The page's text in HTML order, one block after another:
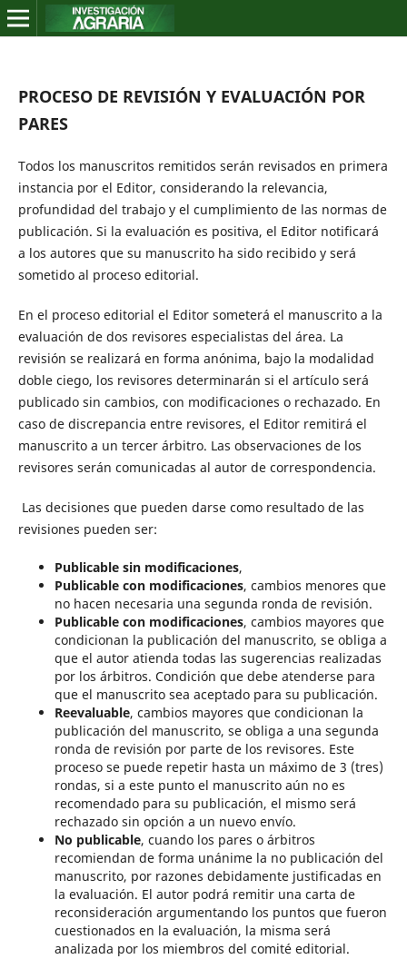
PROCESO DE REVISIÓN Y EVALUACIÓN POR
PARES
Todos los manuscritos remitidos serán revisados en primera
instancia por el Editor, considerando la relevancia,
profundidad del trabajo y el cumplimiento de las normas de
publicación. Si la evaluación es positiva, el Editor notificará
a los autores que su manuscrito ha sido recibido y será
sometido al proceso editorial.
En el proceso editorial el Editor someterá el manuscrito a la
evaluación de dos revisores especialistas del área. La
revisión se realizará en forma anónima, bajo la modalidad
doble ciego, los revisores determinarán si el artículo será
publicado sin cambios, con modificaciones o rechazado. En
caso de discrepancia entre revisores, el Editor remitirá el
manuscrito a un tercer árbitro. Las observaciones de los
revisores serán comunicadas al autor de correspondencia.
Las decisiones que pueden darse como resultado de las
revisiones pueden ser:
Publicable sin modificaciones,
Publicable con modificaciones, cambios menores que
no hacen necesaria una segunda ronda de revisión.
Publicable con modificaciones, cambios mayores que
condicionan la publicación del manuscrito, se obliga a
que el autor atienda todas las sugerencias realizadas
por los árbitros. Condición que debe atenderse para
que el manuscrito sea aceptado para su publicación.
Reevaluable, cambios mayores que condicionan la
publicación del manuscrito, se obliga a una segunda
ronda de revisión por parte de los revisores. Este
proceso se puede repetir hasta un máximo de 3 (tres)
rondas, si a este punto el manuscrito aún no es
recomendado para su publicación, el mismo será
rechazado sin opción a un nuevo envío.
No publicable, cuando los pares o árbitros
recomiendan de forma unánime la no publicación del
manuscrito, por razones debidamente justificadas en
la evaluación. El autor podrá remitir una carta de
reconsideración argumentando los puntos que fueron
cuestionados en la evaluación, la misma será
analizada por los miembros del comité editorial.